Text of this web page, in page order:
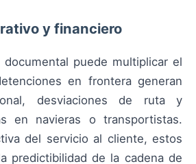
y financiero
puede multiplicar el
en frontera generan
desviaciones de ruta y
en navieras o transportistas.
del servicio al cliente, estos
predictibilidad de la cadena de